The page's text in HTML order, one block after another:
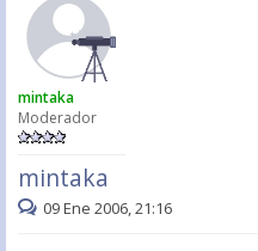
mintaka
Moderador
mintaka
09 Ene 2006, 21:16